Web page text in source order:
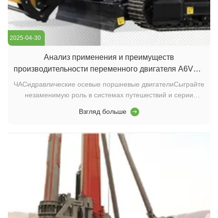
2025-04-30
Анализ применения и преимуществ
производительности переменного двигателя A6VE с
осевым поршневым приводом в экскаваторах на
ползучее
ЧАСидравлические осевые поршневые двигателиСыграйте
незаменимую роль в системах путешествий и серии
моторов оси, с ихОтличная плотность мощностиВГибкий
службы, стали предпочтительным раствором г...
Взгляд больше